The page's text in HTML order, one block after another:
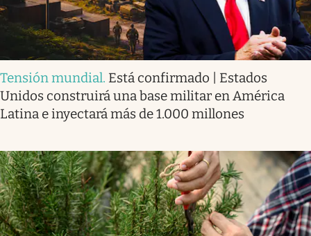
Tensión mundial. Está confirmado | Estados
Unidos construirá una base militar en América
Latina e inyectará más de 1.000 millones